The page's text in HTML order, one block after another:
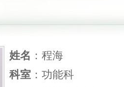
姓名 ：程海
科室 ：功能科